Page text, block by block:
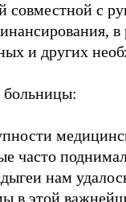
совместной с
и других
часто
нам
в этой